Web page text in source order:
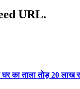
URL.
घर का ताला तोड़ 20